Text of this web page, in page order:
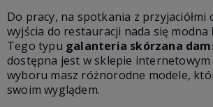
Do pracy, na spotkania z przyjaciółmi
wyjścia do restauracji nada się modna
Tego typu galanteria skórzana
dostępna jest w sklepie internetowym
wyboru masz różnorodne modele,
swoim wyglądem.